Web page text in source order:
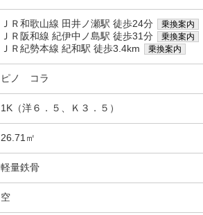
ＪＲ和歌山線 田井ノ瀬駅 徒歩24分 乗換案内
ＪＲ阪和線 紀伊中ノ島駅 徒歩31分 乗換案内
ＪＲ紀勢本線 紀和駅 徒歩3.4km 乗換案内
ピノ コラ
1K（洋６．５、Ｋ３．５）
26.71㎡
軽量鉄骨
空